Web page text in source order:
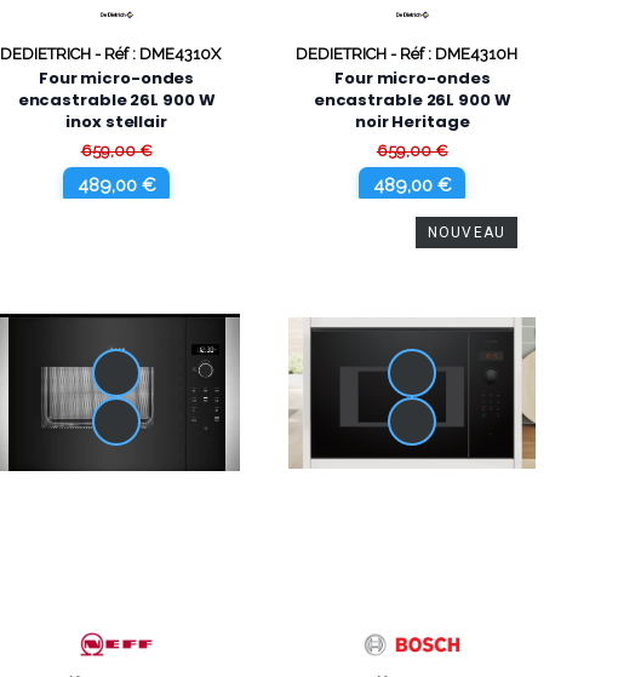
DEDIETRICH - Réf : DME4310X
Four micro-ondes
encastrable 26L 900 W
inox stellair
659,00 €
489,00 €
DEDIETRICH - Réf : DME4310H
Four micro-ondes
encastrable 26L 900 W
noir Heritage
659,00 €
489,00 €
NOUVEAU